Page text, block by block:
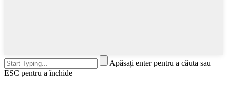
Apăsați enter pentru a căuta sau
ESC pentru a închide